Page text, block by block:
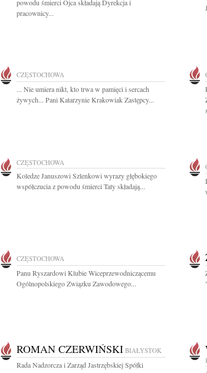
powodu śmierci Ojca składają Dyrekcja i
pracownicy...
CZĘSTOCHOWA
... Nie umiera nikt, kto trwa w pamięci i sercach
żywych... Pani Katarzynie Krakowiak Zastępcy...
CZĘSTOCHOWA
Koledze Januszowi Szlenkowi wyrazy głębokiego
współczucia z powodu śmierci Taty składają...
CZĘSTOCHOWA
Panu Ryszardowi Klubie Wiceprzewodniczącemu
Ogólnopolskiego Związku Zawodowego...
ROMAN CZERWIŃSKI BIAŁYSTOK
Rada Nadzorcza i Zarząd Jastrzębskiej Spółki